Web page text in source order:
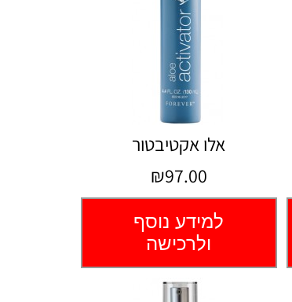
אלו אקטיבטור
₪97.00
למידע נוסף
ולרכישה